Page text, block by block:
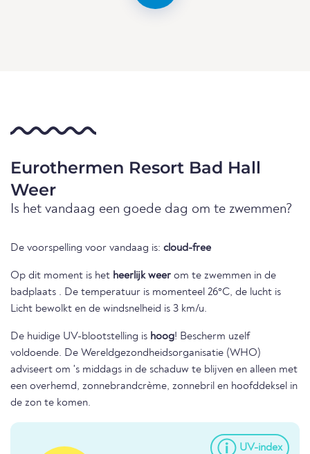
Eurothermen Resort Bad Hall
Weer
Is het vandaag een goede dag om te zwemmen?
De voorspelling voor vandaag is: cloud-free
Op dit moment is het heerlijk weer om te zwemmen in de
badplaats . De temperatuur is momenteel 26°C, de lucht is
Licht bewolkt en de windsnelheid is 3 km/u.
De huidige UV-blootstelling is hoog! Bescherm uzelf
voldoende. De Wereldgezondheidsorganisatie (WHO)
adviseert om 's middags in de schaduw te blijven en alleen met
een overhemd, zonnebrandcrème, zonnebril en hoofddeksel in
de zon te komen.
UV-index